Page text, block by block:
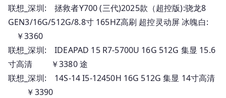
联想_深圳: 拯救者Y700 (三代)2025款（超控版):骁龙8
GEN3/16G/512G/8.8寸 165HZ高刷 超控灵动屏 冰魄白:
￥3360
联想_深圳: IDEAPAD 15 R7-5700U 16G 512G 集显 15.6
寸高清 ￥3380 途
联想_深圳: 14S-14 I5-12450H 16G 512G 集显 14寸高清
￥3390